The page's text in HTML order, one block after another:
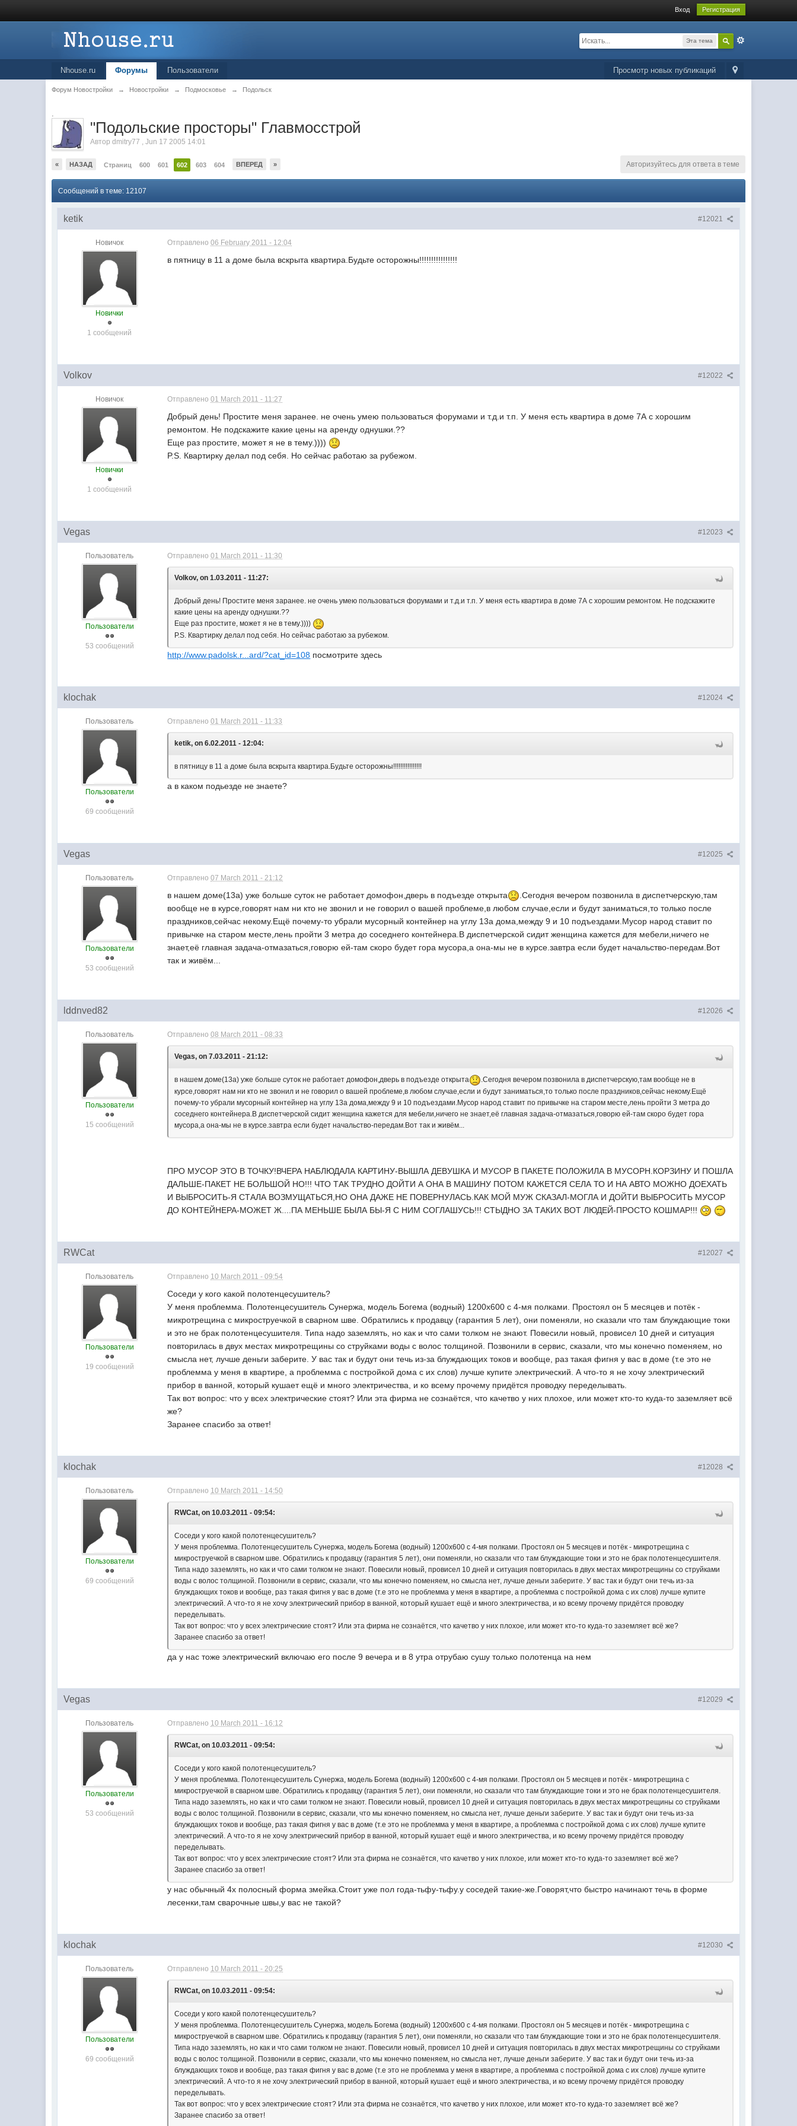
Вход Регистрация
Эта тема
Просмотр новых публикаций
Nhouse.ru Форумы Пользователи
Форум Новостройки → Новостройки → Подмосковье → Подольск
.
"Подольские просторы" Главмосстрой
Авторdmitry77 ,Jun 17 2005 14:01
« НАЗАД Страниц 600 601 602 603 604 ВПЕРЕД » Авторизуйтесь для ответа в теме
Сообщений в теме: 12107
#12021
ketik
Новичок
Новички
1 сообщений
Отправлено06 February 2011 - 12:04
в пятницу в 11 а доме была вскрыта квартира.Будьте осторожны!!!!!!!!!!!!!!!!
#12022
Volkov
Новичок
Новички
1 сообщений
Отправлено01 March 2011 - 11:27
Добрый день! Простите меня заранее. не очень умею пользоваться форумами и т.д.и т.п. У меня есть квартира в доме 7А с хорошим
ремонтом. Не подскажите какие цены на аренду однушки.??
Еще раз простите, может я не в тему.))))
P.S. Квартирку делал под себя. Но сейчас работаю за рубежом.
#12023
Vegas
Пользователь
Пользователи
53 сообщений
Отправлено01 March 2011 - 11:30
Volkov, on 1.03.2011 - 11:27:
Добрый день! Простите меня заранее. не очень умею пользоваться форумами и т.д.и т.п. У меня есть квартира в доме 7А с хорошим ремонтом. Не подскажите
какие цены на аренду однушки.??
Еще раз простите, может я не в тему.))))
P.S. Квартирку делал под себя. Но сейчас работаю за рубежом.
http://www.padolsk.r...ard/?cat_id=108 посмотрите здесь
#12024
klochak
Пользователь
Пользователи
69 сообщений
Отправлено01 March 2011 - 11:33
ketik, on 6.02.2011 - 12:04:
в пятницу в 11 а доме была вскрыта квартира.Будьте осторожны!!!!!!!!!!!!!!!!
а в каком подьезде не знаете?
#12025
Vegas
Пользователь
Пользователи
53 сообщений
Отправлено07 March 2011 - 21:12
в нашем доме(13а) уже больше суток не работает домофон,дверь в подъезде открыта
.Сегодня вечером позвонила в диспетчерскую,там
вообще не в курсе,говорят нам ни кто не звонил и не говорил о вашей проблеме,в любом случае,если и будут заниматься,то только после
праздников,сейчас некому.Ещё почему-то убрали мусорный контейнер на углу 13а дома,между 9 и 10 подъездами.Мусор народ ставит по
привычке на старом месте,лень пройти 3 метра до соседнего контейнера.В диспетчерской сидит женщина кажется для мебели,ничего не
знает,её главная задача-отмазаться,говорю ей-там скоро будет гора мусора,а она-мы не в курсе.завтра если будет начальство-передам.Вот
так и живём...
#12026
lddnved82
Пользователь
Пользователи
15 сообщений
Отправлено08 March 2011 - 08:33
Vegas, on 7.03.2011 - 21:12:
в нашем доме(13а) уже больше суток не работает домофон,дверь в подъезде открыта
.Сегодня вечером позвонила в диспетчерскую,там вообще не в
курсе,говорят нам ни кто не звонил и не говорил о вашей проблеме,в любом случае,если и будут заниматься,то только после праздников,сейчас некому.Ещё
почему-то убрали мусорный контейнер на углу 13а дома,между 9 и 10 подъездами.Мусор народ ставит по привычке на старом месте,лень пройти 3 метра до
соседнего контейнера.В диспетчерской сидит женщина кажется для мебели,ничего не знает,её главная задача-отмазаться,говорю ей-там скоро будет гора
мусора,а она-мы не в курсе.завтра если будет начальство-передам.Вот так и живём...
ПРО МУСОР ЭТО В ТОЧКУ!ВЧЕРА НАБЛЮДАЛА КАРТИНУ-ВЫШЛА ДЕВУШКА И МУСОР В ПАКЕТЕ ПОЛОЖИЛА В МУСОРН.КОРЗИНУ И ПОШЛА
ДАЛЬШЕ-ПАКЕТ НЕ БОЛЬШОЙ НО!!! ЧТО ТАК ТРУДНО ДОЙТИ А ОНА В МАШИНУ ПОТОМ КАЖЕТСЯ СЕЛА ТО И НА АВТО МОЖНО ДОЕХАТЬ
И ВЫБРОСИТЬ-Я СТАЛА ВОЗМУЩАТЬСЯ,НО ОНА ДАЖЕ НЕ ПОВЕРНУЛАСЬ.КАК МОЙ МУЖ СКАЗАЛ-МОГЛА И ДОЙТИ ВЫБРОСИТЬ МУСОР
ДО КОНТЕЙНЕРА-МОЖЕТ Ж....ПА МЕНЬШЕ БЫЛА БЫ-Я С НИМ СОГЛАШУСЬ!!! СТЫДНО ЗА ТАКИХ ВОТ ЛЮДЕЙ-ПРОСТО КОШМАР!!!
#12027
RWCat
Пользователь
Пользователи
19 сообщений
Отправлено 10 March 2011 - 09:54
Соседи у кого какой полотенцесушитель?
У меня проблемма. Полотенцесушитель Сунержа, модель Богема (водный) 1200х600 с 4-мя полками. Простоял он 5 месяцев и потёк -
микротрещина с микроструечкой в сварном шве. Обратились к продавцу (гарантия 5 лет), они поменяли, но сказали что там блуждающие токи
и это не брак полотенцесушителя. Типа надо заземлять, но как и что сами толком не знают. Повесили новый, провисел 10 дней и ситуация
повторилась в двух местах микротрещины со струйками воды с волос толщиной. Позвонили в сервис, сказали, что мы конечно поменяем, но
смысла нет, лучше деньги заберите. У вас так и будут они течь из-за блуждающих токов и вообще, раз такая фигня у вас в доме (т.е это не
проблемма у меня в квартире, а проблемма с постройкой дома с их слов) лучше купите электрический. А что-то я не хочу электрический
прибор в ванной, который кушает ещё и много электричества, и ко всему прочему придётся проводку переделывать.
Так вот вопрос: что у всех электрические стоят? Или эта фирма не сознаётся, что качетво у них плохое, или может кто-то куда-то заземляет всё
же?
Заранее спасибо за ответ!
#12028
klochak
Пользователь
Пользователи
69 сообщений
Отправлено 10 March 2011 - 14:50
RWCat, on 10.03.2011 - 09:54:
Соседи у кого какой полотенцесушитель?
У меня проблемма. Полотенцесушитель Сунержа, модель Богема (водный) 1200х600 с 4-мя полками. Простоял он 5 месяцев и потёк - микротрещина с
микроструечкой в сварном шве. Обратились к продавцу (гарантия 5 лет), они поменяли, но сказали что там блуждающие токи и это не брак полотенцесушителя.
Типа надо заземлять, но как и что сами толком не знают. Повесили новый, провисел 10 дней и ситуация повторилась в двух местах микротрещины со струйками
воды с волос толщиной. Позвонили в сервис, сказали, что мы конечно поменяем, но смысла нет, лучше деньги заберите. У вас так и будут они течь из-за
блуждающих токов и вообще, раз такая фигня у вас в доме (т.е это не проблемма у меня в квартире, а проблемма с постройкой дома с их слов) лучше купите
электрический. А что-то я не хочу электрический прибор в ванной, который кушает ещё и много электричества, и ко всему прочему придётся проводку
переделывать.
Так вот вопрос: что у всех электрические стоят? Или эта фирма не сознаётся, что качетво у них плохое, или может кто-то куда-то заземляет всё же?
Заранее спасибо за ответ!
да у нас тоже электрический включаю его после 9 вечера и в 8 утра отрубаю сушу только полотенца на нем
#12029
Vegas
Пользователь
Пользователи
53 сообщений
Отправлено 10 March 2011 - 16:12
RWCat, on 10.03.2011 - 09:54:
Соседи у кого какой полотенцесушитель?
У меня проблемма. Полотенцесушитель Сунержа, модель Богема (водный) 1200х600 с 4-мя полками. Простоял он 5 месяцев и потёк - микротрещина с
микроструечкой в сварном шве. Обратились к продавцу (гарантия 5 лет), они поменяли, но сказали что там блуждающие токи и это не брак полотенцесушителя.
Типа надо заземлять, но как и что сами толком не знают. Повесили новый, провисел 10 дней и ситуация повторилась в двух местах микротрещины со струйками
воды с волос толщиной. Позвонили в сервис, сказали, что мы конечно поменяем, но смысла нет, лучше деньги заберите. У вас так и будут они течь из-за
блуждающих токов и вообще, раз такая фигня у вас в доме (т.е это не проблемма у меня в квартире, а проблемма с постройкой дома с их слов) лучше купите
электрический. А что-то я не хочу электрический прибор в ванной, который кушает ещё и много электричества, и ко всему прочему придётся проводку
переделывать.
Так вот вопрос: что у всех электрические стоят? Или эта фирма не сознаётся, что качетво у них плохое, или может кто-то куда-то заземляет всё же?
Заранее спасибо за ответ!
у нас обычный 4х полосный форма змейка.Стоит уже пол года-тьфу-тьфу.у соседей такие-же.Говорят,что быстро начинают течь в форме
лесенки,там сварочные швы,у вас не такой?
#12030
klochak
Пользователь
Пользователи
69 сообщений
Отправлено 10 March 2011 - 20:25
RWCat, on 10.03.2011 - 09:54:
Соседи у кого какой полотенцесушитель?
У меня проблемма. Полотенцесушитель Сунержа, модель Богема (водный) 1200х600 с 4-мя полками. Простоял он 5 месяцев и потёк - микротрещина с
микроструечкой в сварном шве. Обратились к продавцу (гарантия 5 лет), они поменяли, но сказали что там блуждающие токи и это не брак полотенцесушителя.
Типа надо заземлять, но как и что сами толком не знают. Повесили новый, провисел 10 дней и ситуация повторилась в двух местах микротрещины со струйками
воды с волос толщиной. Позвонили в сервис, сказали, что мы конечно поменяем, но смысла нет, лучше деньги заберите. У вас так и будут они течь из-за
блуждающих токов и вообще, раз такая фигня у вас в доме (т.е это не проблемма у меня в квартире, а проблемма с постройкой дома с их слов) лучше купите
электрический. А что-то я не хочу электрический прибор в ванной, который кушает ещё и много электричества, и ко всему прочему придётся проводку
переделывать.
Так вот вопрос: что у всех электрические стоят? Или эта фирма не сознаётся, что качетво у них плохое, или может кто-то куда-то заземляет всё же?
Заранее спасибо за ответ!